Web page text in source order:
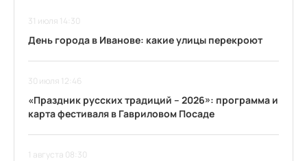
31 июля 14:30
День города в Иванове: какие улицы перекроют
30 июля 12:46
«Праздник русских традиций – 2026»: программа и
карта фестиваля в Гавриловом Посаде
1 августа 08:30